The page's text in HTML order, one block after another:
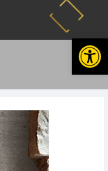
פתח סרגל נגישות